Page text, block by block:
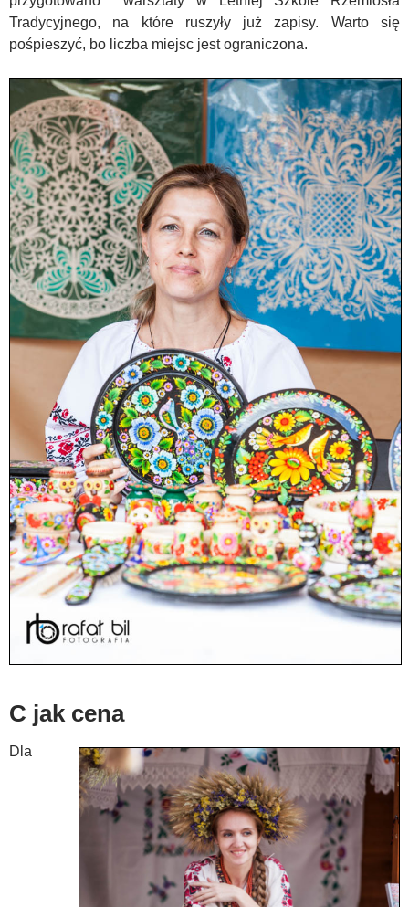
Tradycyjnego, na które ruszyły już zapisy. Warto się
pośpieszyć, bo liczba miejsc jest ograniczona.
C jak cena
Dla